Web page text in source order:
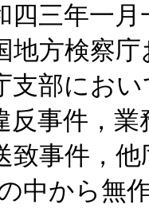
四三年一
地方検察
支部にお
反事件，
致事件，
中から無